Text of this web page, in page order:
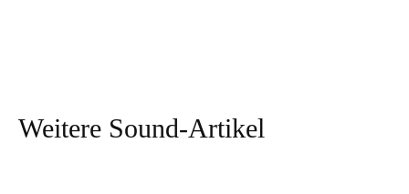
Weitere Sound-Artikel